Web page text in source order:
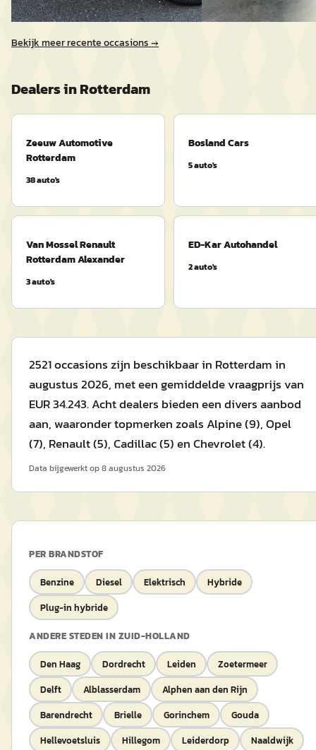
Vergelijk
Bekijk meer recente occasions →
Dealers inRotterdam
Zeeuw Automotive
Rotterdam
38auto's
Bosland Cars
5auto's
Van Mossel Renault
Rotterdam Alexander
3auto's
ED-Kar Autohandel
2auto's
2521 occasions zijn beschikbaar in Rotterdam in
augustus 2026, met een gemiddelde vraagprijs van
EUR 34.243. Acht dealers bieden een divers aanbod
aan, waaronder topmerken zoals Alpine (9), Opel
(7), Renault (5), Cadillac (5) en Chevrolet (4).
Data bijgewerkt op8 augustus 2026
PER BRANDSTOF
Benzine Diesel Elektrisch
Hybride
Plug-in hybride
ANDERE STEDEN IN ZUID-HOLLAND
Den Haag Dordrecht Leiden
Zoetermeer
Delft
Alblasserdam
Alphen aan den Rijn
Barendrecht
Brielle Gorinchem
Gouda
Hellevoetsluis
Hillegom Leiderdorp
Naaldwijk